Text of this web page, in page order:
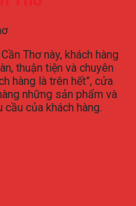
Thơ này, khách hàng
thuận tiện và chuyên
hàng là trên hết”, cửa
những sản phẩm và
của khách hàng.